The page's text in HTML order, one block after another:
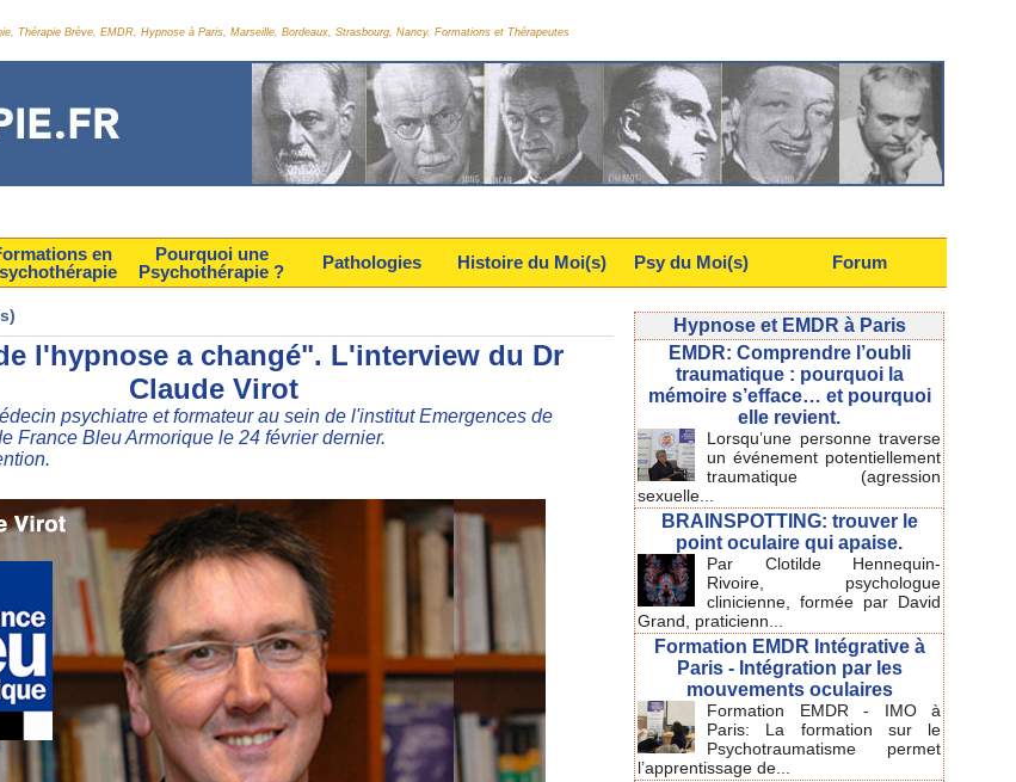
Thérapie Brève, EMDR, Hypnose à Paris, Marseille, Bordeaux, Strasbourg, Nancy. Formations et Thérapeutes
en
Pourquoi une
Psychothérapie ?
Pathologies Histoire du Moi(s) Psy du Moi(s) Forum
l'hypnose a changé". L'interview du Dr
Claude Virot
psychiatre et formateur au sein de l'institut Emergences de
France Bleu Armorique le 24 février dernier.
Hypnose et EMDR à Paris
EMDR: Comprendre l’oubli
traumatique : pourquoi la
mémoire s’efface… et pourquoi
elle revient.
Lorsqu’une personne traverse
un événement potentiellement
traumatique (agression
sexuelle...
BRAINSPOTTING: trouver le
point oculaire qui apaise.
Par Clotilde Hennequin-
Rivoire, psychologue
clinicienne, formée par David
Grand, praticienn...
Formation EMDR Intégrative à
Paris - Intégration par les
mouvements oculaires
Formation EMDR - IMO à
Paris: La formation sur le
Psychotraumatisme permet
l’apprentissage de...